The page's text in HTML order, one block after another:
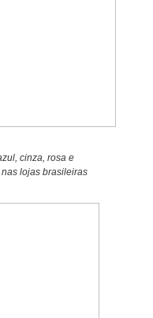
cinza, rosa e
lojas brasileiras